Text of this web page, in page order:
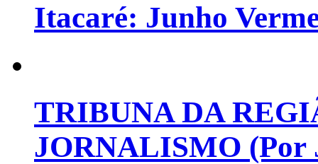
Itacaré: Junho
TRIBUNA DA
JORNALISMO (Por